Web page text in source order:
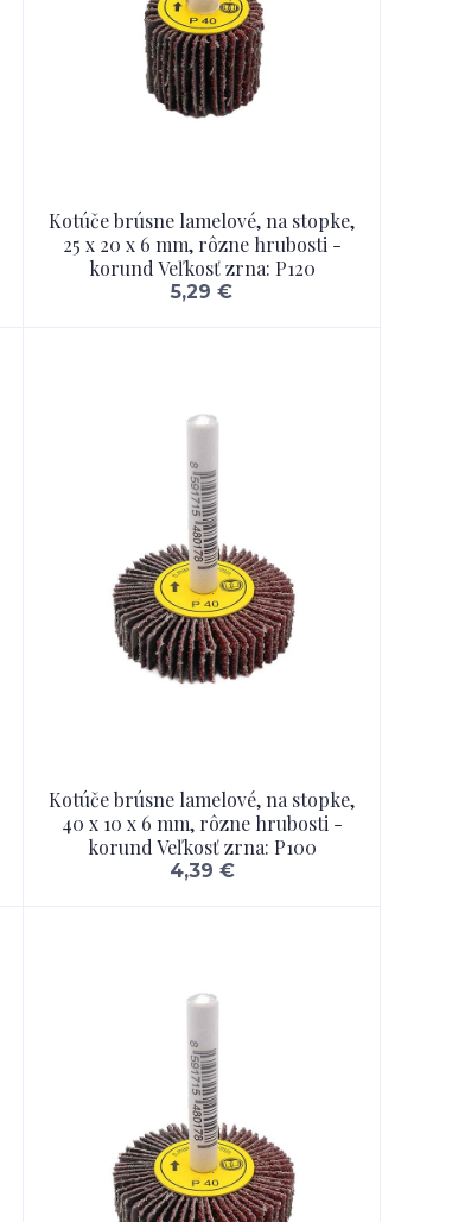
Kotúče brúsne lamelové, na stopke,
25 x 20 x 6 mm, rôzne hrubosti -
korund Veľkosť zrna: P120
5,29 €
Kotúče brúsne lamelové, na stopke,
40 x 10 x 6 mm, rôzne hrubosti -
korund Veľkosť zrna: P100
4,39 €